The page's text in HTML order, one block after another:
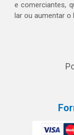
e comerciantes,
lar ou aumentar o